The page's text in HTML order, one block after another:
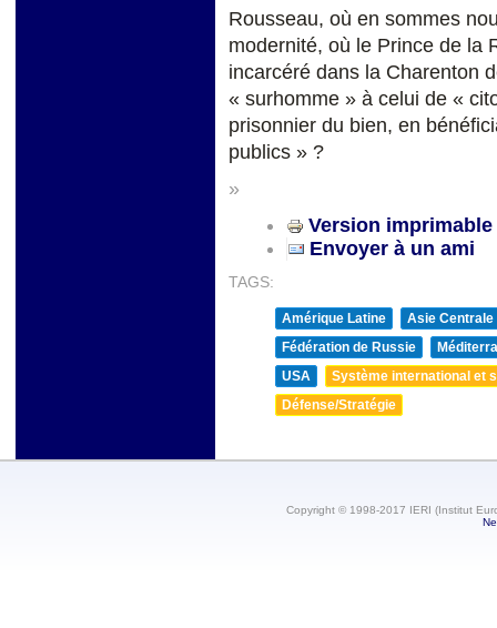
Rousseau, où en sommes
modernité, où le Prince de la
incarcéré dans la Charenton
« surhomme » à celui de «
prisonnier du bien, en
publics » ?
»
Version imprimable
Envoyer à un ami
TAGS:
Amérique Latine
Asie Centrale
Fédération de Russie
USA
Système international et
Défense/Stratégie
Copyright © 1998-2017 IERI (Institut